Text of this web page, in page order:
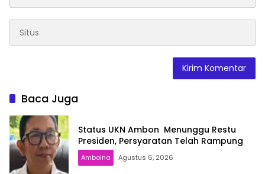
Baca Juga
Status UKN Ambon Menunggu Restu
Presiden, Persyaratan Telah Rampung
Amboina Agustus 6, 2026